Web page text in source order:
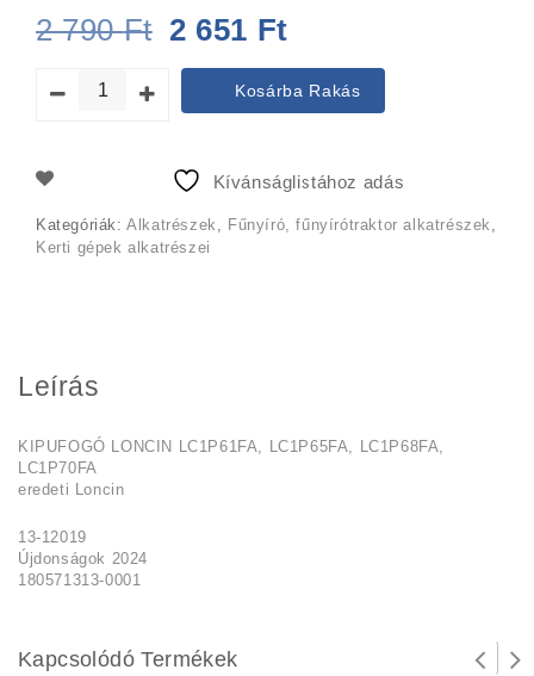
2 790Ft Original
price
was:
2
2 651 Ft
price
is:
Kosárba Rakás
Kívánságlistához adás
Kategóriák:Alkatrészek , Fűnyíró, fűnyírótraktor alkatrészek ,
Kerti gépek alkatrészei
Leírás
KIPUFOGÓ LONCIN LC1P61FA, LC1P65FA, LC1P68FA,
LC1P70FA
eredeti Loncin
13-12019
Újdonságok 2024
180571313-0001
Kapcsolódó Termékek